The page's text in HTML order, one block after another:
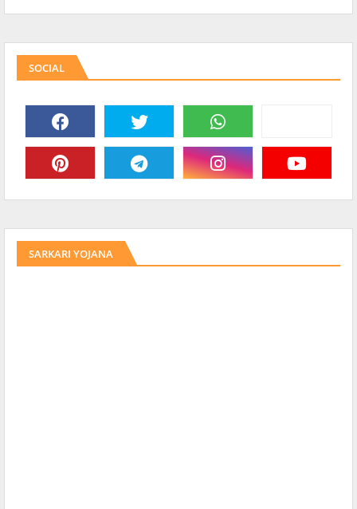
SOCIAL
SARKARI YOJANA